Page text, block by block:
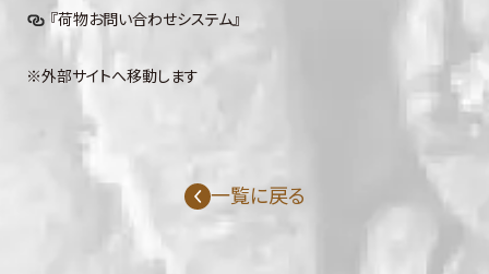
『荷物お問い合わせシステム』
※外部サイトへ移動します
一覧に戻る